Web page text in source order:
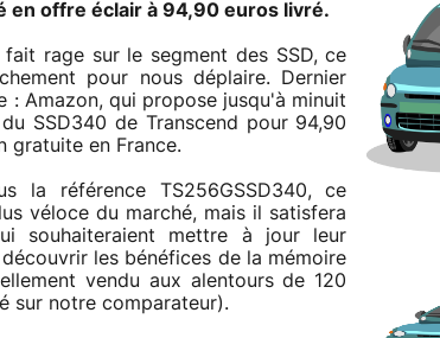
en offre éclair à 94,90 euros livré.
rage sur le segment des SSD, ce
pour nous déplaire. Dernier
: Amazon, qui propose jusqu'à minuit
SSD340 de Transcend pour 94,90
gratuite en France.
la référence TS256GSSD340, ce
véloce du marché, mais il satisfera
souhaiteraient mettre à jour leur
les bénéfices de la mémoire
vendu aux alentours de 120
sur notre comparateur).